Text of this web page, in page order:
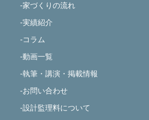
-家づくりの流れ
-実績紹介
-コラム
-動画一覧
-執筆・講演・掲載情報
-お問い合わせ
-設計監理料について